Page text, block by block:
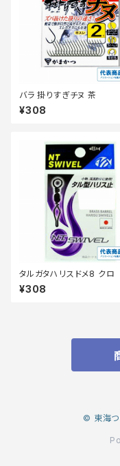
バラ 掛りすぎチヌ 茶
¥308
タルガタハリスドメ8 クロ
¥308
© 東海つ